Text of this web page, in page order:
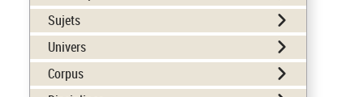
Sujets
Univers
Corpus